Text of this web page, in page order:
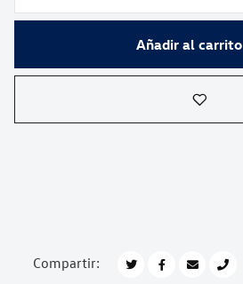
Añadir al carrito
Compartir: